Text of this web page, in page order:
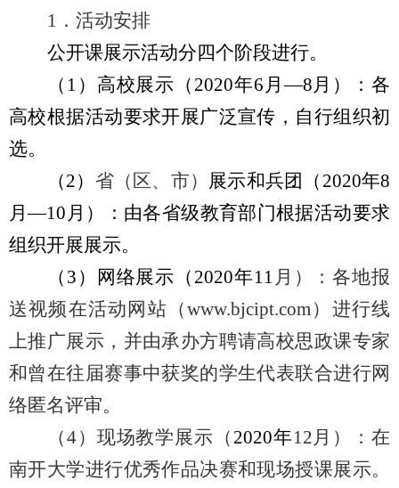
1 ． 活动安排
公开课展示活动分四个阶段进行。
（ 1 ）高校展示（ 2020年6 月—8月）：各
高校根据活动要求开展广泛宣传，自行组织初
选。
（2） 省（区、市） 展示和兵团（ 2020年8
月—10 月）：由各省级教育部门根据活动要求
组织开展展示。
（ 3 ）网络展示（ 2020年11 月）：各地报
送视频在活动网站（www.bjcipt.com）进行线
上推广展示，并由承办方聘请高校思政课专家
和曾在往届赛事中获奖的学生代表联合进行网
络匿名评审。
（4）现场教学展示（ 2020年12月）：在
南开大学进行优秀作品决赛和现场授课展示。